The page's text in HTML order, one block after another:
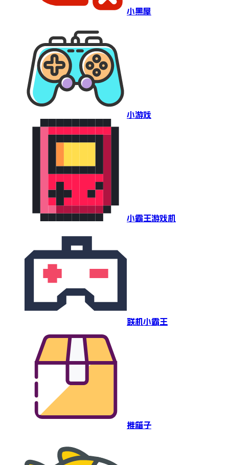
小黑屋
小游戏
小霸王游戏机
联机小霸王
推箱子